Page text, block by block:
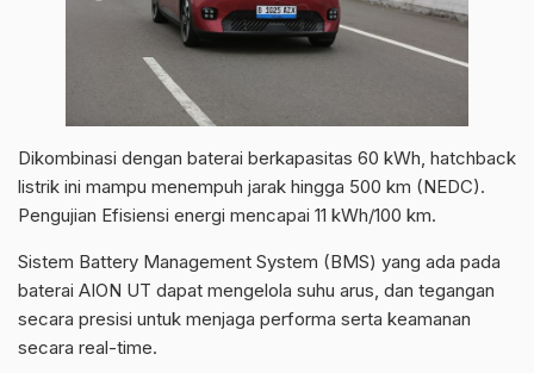
Dikombinasi dengan baterai berkapasitas 60 kWh, hatchback
listrik ini mampu menempuh jarak hingga 500 km (NEDC).
Pengujian Efisiensi energi mencapai 11 kWh/100 km.
Sistem Battery Management System (BMS) yang ada pada
baterai AION UT dapat mengelola suhu arus, dan tegangan
secara presisi untuk menjaga performa serta keamanan
secara real-time.